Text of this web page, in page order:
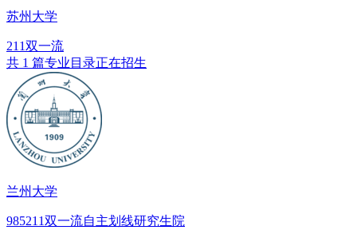
苏州大学
211双一流
共 1 篇专业目录正在招生
兰州大学
985211双一流自主划线研究生院